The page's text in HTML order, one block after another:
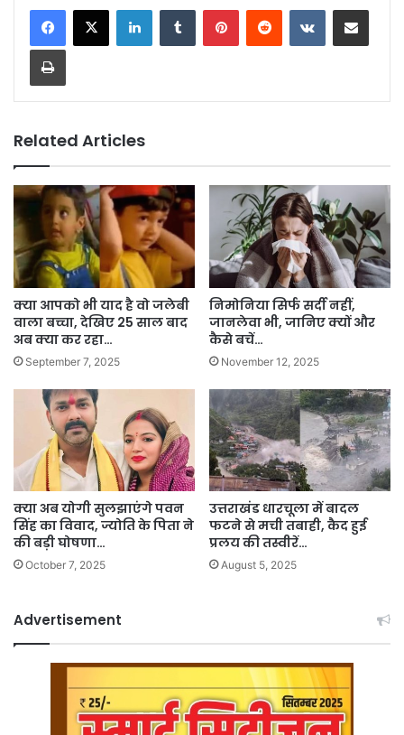
LinkedInTumblr PinterestReddit VKontakteShare via Email
Print
Related Articles
क्या आपको भी याद है वो जलेबी
वाला बच्चा, देखिए 25 साल बाद
अब क्या कर रहा…
September 7, 2025
निमोनिया सिर्फ सर्दी नहीं,
जानलेवा भी, जानिए क्यों और
कैसे बचें…
November 12, 2025
क्या अब योगी सुलझाएंगे पवन
सिंह का विवाद, ज्योति के पिता ने
की बड़ी घोषणा…
October 7, 2025
उत्तराखंड धारचूला में बादल
फटने से मची तबाही, कैद हुई
प्रलय की तस्वीरें…
August 5, 2025
Advertisement